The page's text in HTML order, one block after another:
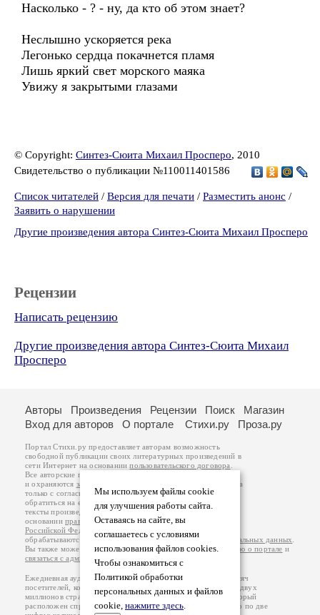
Насколько - ? - ну, да кто об этом знает?
Неслышно ускоряется река
Легонько сердца покачнется пламя
Лишь яркий свет морского маяка
Увижу я закрытыми глазами
© Copyright: Синтез-Сюита Михаил Просперо, 2010
Свидетельство о публикации №110011401586
Список читателей / Версия для печати / Разместить анонс /
Заявить о нарушении
Другие произведения автора Синтез-Сюита Михаил Просперо
Рецензии
Написать рецензию
Другие произведения автора Синтез-Сюита Михаил
Просперо
Мы используем файлы cookie
для улучшения работы сайта.
Оставаясь на сайте, вы
соглашаетесь с условиями
использования файлов cookies.
Чтобы ознакомиться с
Политикой обработки
персональных данных и файлов
cookie, нажмите здесь.
Авторы Произведения Рецензии Поиск
Магазин
Вход для авторов
О портале Стихи.ру Проза.ру
Портал Стихи.ру предоставляет авторам возможность
свободной публикации своих литературных произведений в
сети Интернет на основаниипользовательского договора
Все авторские права на произведения принадлежат авторам
и охраняются законом
. Перепечатка произведений возможна
только с согласия его автора, к которому вы можете
обратиться на его авторской странице. Ответственность за
тексты произведений авторы несут самостоятельно на
основанииправил публикацииизаконодательства
Российской Федерации
обрабатываются на основанииПолитики обработки персональных данных
Вы также можете посмотреть более подробнуюинформацию о портале и
связаться с администрацией
Ежедневная аудитория портала Стихи.ру – порядка 200 тысяч
посетителей, которые в общей сумме просматривают более двух
миллионов страниц по данным счетчика посещаемости, который
расположен справа от этого текста. В каждой графе указано по две